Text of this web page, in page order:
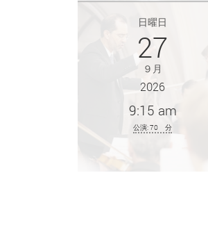
日曜日
27
９月
2026
9:15 am
公演: 70 分